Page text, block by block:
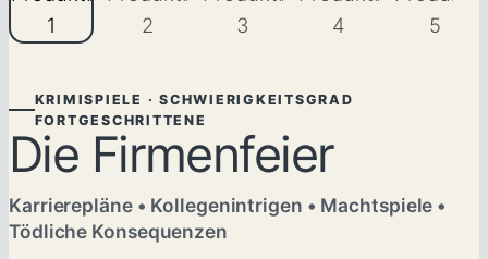
KRIMISPIELE · SCHWIERIGKEITSGRAD
FORTGESCHRITTENE
Die Firmenfeier
Karrierepläne • Kollegenintrigen • Machtspiele •
Tödliche Konsequenzen